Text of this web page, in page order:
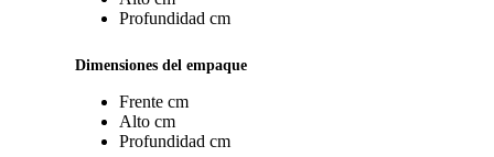
BRC-CNBL
Profundidad cm
Dimensiones del empaque
Frente cm
Alto cm
Profundidad cm